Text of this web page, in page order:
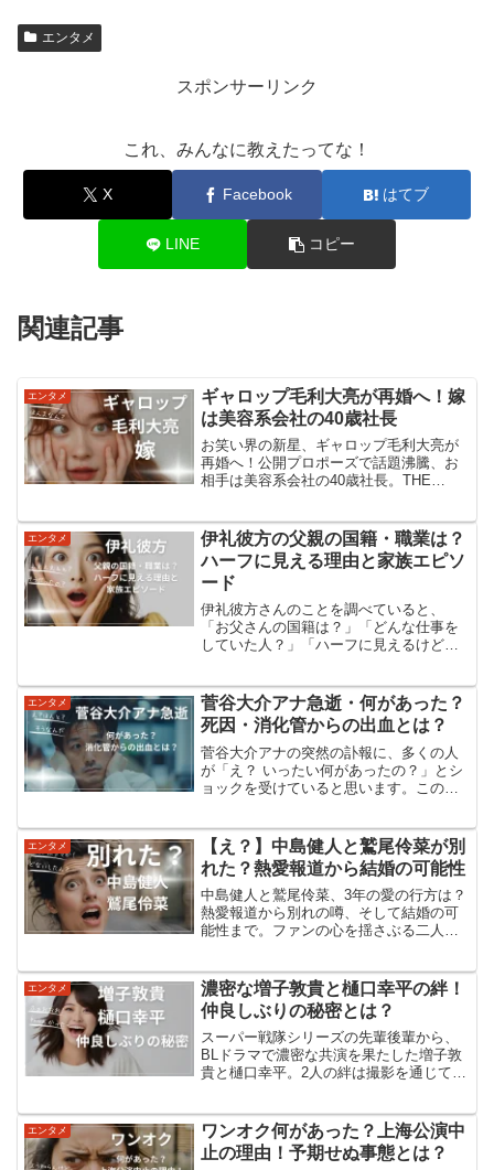
エンタメ
スポンサーリンク
これ、みんなに教えたってな！
X Facebook はてブ
LINE コピー
関連記事
エンタメ
ギャロップ毛利大亮が再婚へ！嫁
は美容系会社の40歳社長
お笑い界の新星、ギャロップ毛利大亮が
再婚へ！公開プロポーズで話題沸騰、お
相手は美容系会社の40歳社長。THE
手とは毛利大亮さんの再婚相手は、40歳
の美容系会社の社...
エンタメ
伊礼彼方の父親の国籍・職業は？
ハーフに見える理由と家族エピソ
ード
伊礼彼方さんのことを調べていると、
「お父さんの国籍は？」「どんな仕事を
していた人？」「ハーフに見えるけど実
国籍・出身地父親の「職業」についてわ
かっている範囲伊礼彼方さん...
エンタメ
菅谷大介アナ急逝・何があった？
死因・消化管からの出血とは？
菅谷大介アナの突然の訃報に、多くの人
が「え？ いったい何があったの？」とシ
ョックを受けていると思います。この記
だったのか死因とされた「消化管からの
出血」とは何か公表され...
エンタメ
【え？】中島健人と鷲尾伶菜が別
れた？熱愛報道から結婚の可能性
中島健人と鷲尾伶菜、3年の愛の行方は？
熱愛報道から別れの噂、そして結婚の可
能性まで。ファンの心を揺さぶる二人の
年1月17日、『女性セブン』が中島健人と
鷲尾伶菜の熱愛...
エンタメ
濃密な増子敦貴と樋口幸平の絆！
仲良しぶりの秘密とは？
スーパー戦隊シリーズの先輩後輩から、
BLドラマで濃密な共演を果たした増子敦
貴と樋口幸平。2人の絆は撮影を通じてさ
貴と樋口幸平の出会い増子敦貴と樋口幸
平は、スーパー戦隊シリ...
エンタメ
ワンオク何があった？上海公演中
止の理由！予期せぬ事態とは？